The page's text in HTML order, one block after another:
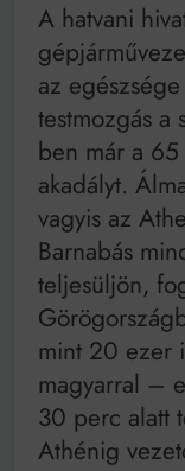
A hatvani
az
testmozgás a
ben már a
akadályt.
vagyis az
Barnabás
teljesüljön,
mint 20 ezer
magyarral –
30 perc alatt
Athénig